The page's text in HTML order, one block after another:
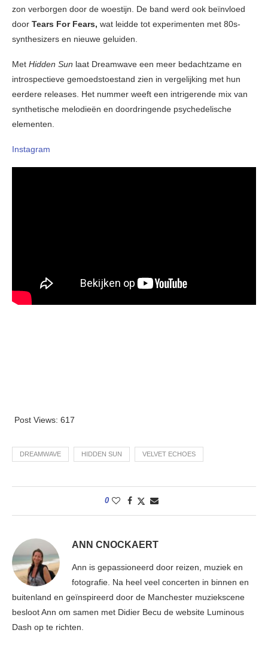
zon verborgen door de woestijn. De band werd ook beïnvloed
door Tears For Fears, wat leidde tot experimenten met 80s-
synthesizers en nieuwe geluiden.
Met Hidden Sun laat Dreamwave een meer bedachtzame en
introspectieve gemoedstoestand zien in vergelijking met hun
eerdere releases. Het nummer weeft een intrigerende mix van
synthetische melodieën en doordringende psychedelische
elementen.
Instagram
Post Views: 617
DREAMWAVE HIDDEN SUN VELVET ECHOES
0
ANN CNOCKAERT
Ann is gepassioneerd door reizen, muziek en
fotografie. Na heel veel concerten in binnen en
buitenland en geïnspireerd door de Manchester muziekscene
besloot Ann om samen met Didier Becu de website Luminous
Dash op te richten.